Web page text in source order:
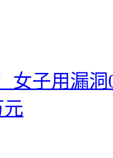
女子用漏
元